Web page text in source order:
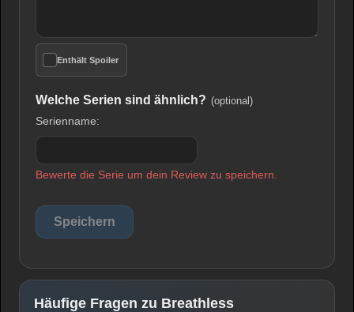
Enthält Spoiler
Welche Serien sind ähnlich? (optional)
Serienname:
Bewerte die Serie um dein Review zu speichern.
Häufige Fragen zu Breathless